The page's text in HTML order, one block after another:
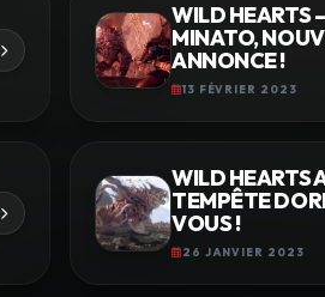
WILD HEARTS
MINATO,
ANNONCE !
13 FÉVRIER 2023
WILD HEARTS
TEMPÊTE
VOUS !
26 JANVIER 2023